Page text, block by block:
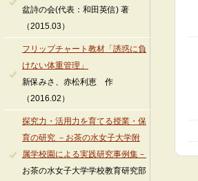
盆詩の会(代表：和田英信) 著
（2015.03）
フリップチャート教材「誘惑に負
けない体重管理」
新保みさ、赤松利恵 作
（2016.02）
探究力・活用力を育てる授業・保
育の研究 －お茶の水女子大学附
属学校園による実践研究事例集－
お茶の水女子大学学校教育研究部